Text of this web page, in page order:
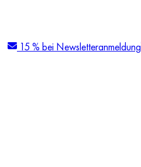
15 % bei Newsletteranmeldung